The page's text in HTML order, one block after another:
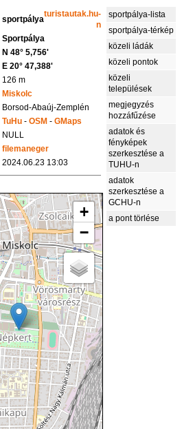
sportpálya
turistautak.hu-
n
Sportpálya
N 48° 5,756'
E 20° 47,388'
126 m
Miskolc
Borsod-Abaúj-Zemplén
TuHu -OSM -GMaps
NULL
filemaneger
2024.06.23 13:03
+
−
sportpálya-lista
sportpálya-térkép
közeli ládák
közeli pontok
közeli
települések
megjegyzés
hozzáfűzése
adatok és
fényképek
szerkesztése a
TUHU-n
adatok
szerkesztése a
GCHU-n
a pont törlése